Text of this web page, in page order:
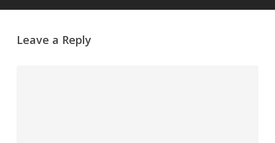
Leave a Reply